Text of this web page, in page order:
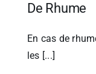
De Rhume
En cas de
les [...]